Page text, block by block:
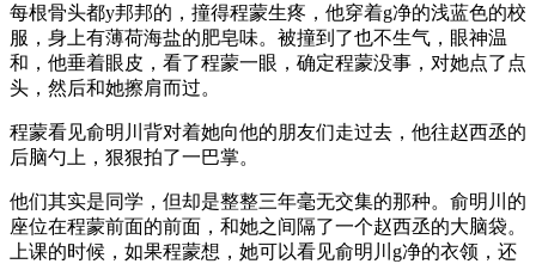
每根骨头都y邦邦的，撞得程蒙生疼，他穿着g净的浅蓝色的校
服，身上有薄荷海盐的肥皂味。被撞到了也不生气，眼神温
和，他垂着眼皮，看了程蒙一眼，确定程蒙没事，对她点了点
头，然后和她擦肩而过。
程蒙看见俞明川背对着她向他的朋友们走过去，他往赵西丞的
后脑勺上，狠狠拍了一巴掌。
他们其实是同学，但却是整整三年毫无交集的那种。俞明川的
座位在程蒙前面的前面，和她之间隔了一个赵西丞的大脑袋。
上课的时候，如果程蒙想，她可以看见俞明川g净的衣领，还